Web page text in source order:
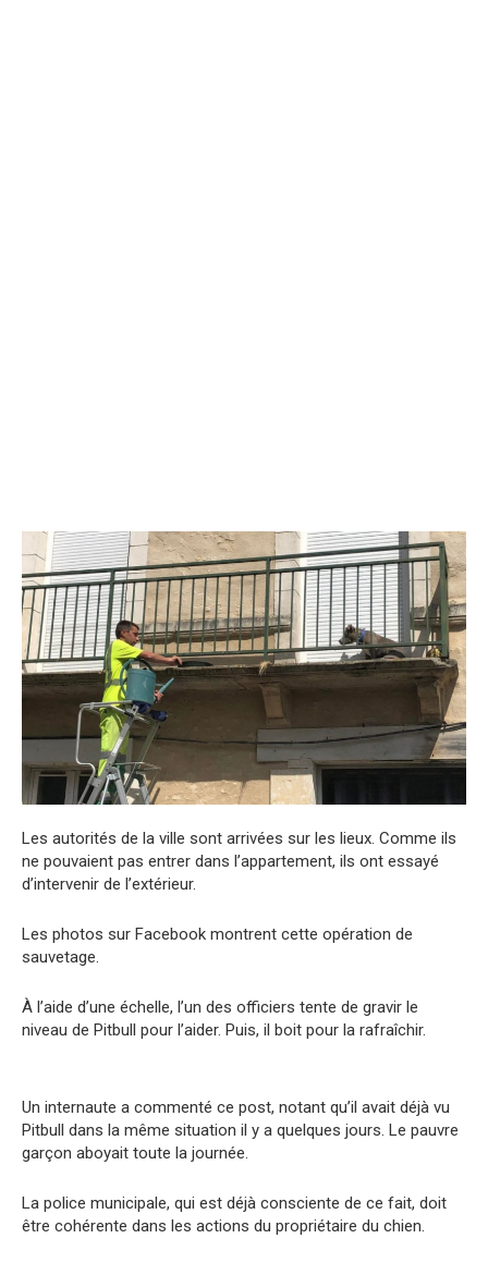
Les autorités de la ville sont arrivées sur les lieux. Comme ils
ne pouvaient pas entrer dans l’appartement, ils ont essayé
d’intervenir de l’extérieur.
Les photos sur Facebook montrent cette opération de
sauvetage.
À l’aide d’une échelle, l’un des officiers tente de gravir le
niveau de Pitbull pour l’aider. Puis, il boit pour la rafraîchir.
Un internaute a commenté ce post, notant qu’il avait déjà vu
Pitbull dans la même situation il y a quelques jours. Le pauvre
garçon aboyait toute la journée.
La police municipale, qui est déjà consciente de ce fait, doit
être cohérente dans les actions du propriétaire du chien.